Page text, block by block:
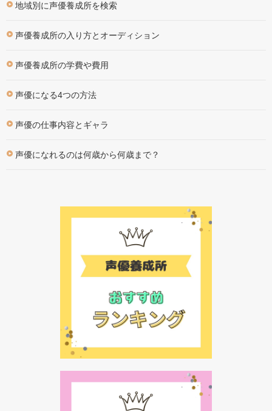
地域別に声優養成所を検索
声優養成所の入り方とオーディション
声優養成所の学費や費用
声優になる4つの方法
声優の仕事内容とギャラ
声優になれるのは何歳から何歳まで？